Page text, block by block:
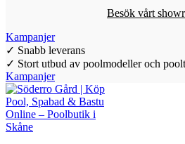
Besök vårt
Kampanjer
✓ Snabb leverans
✓ Stort utbud av poolmodeller och
Kampanjer